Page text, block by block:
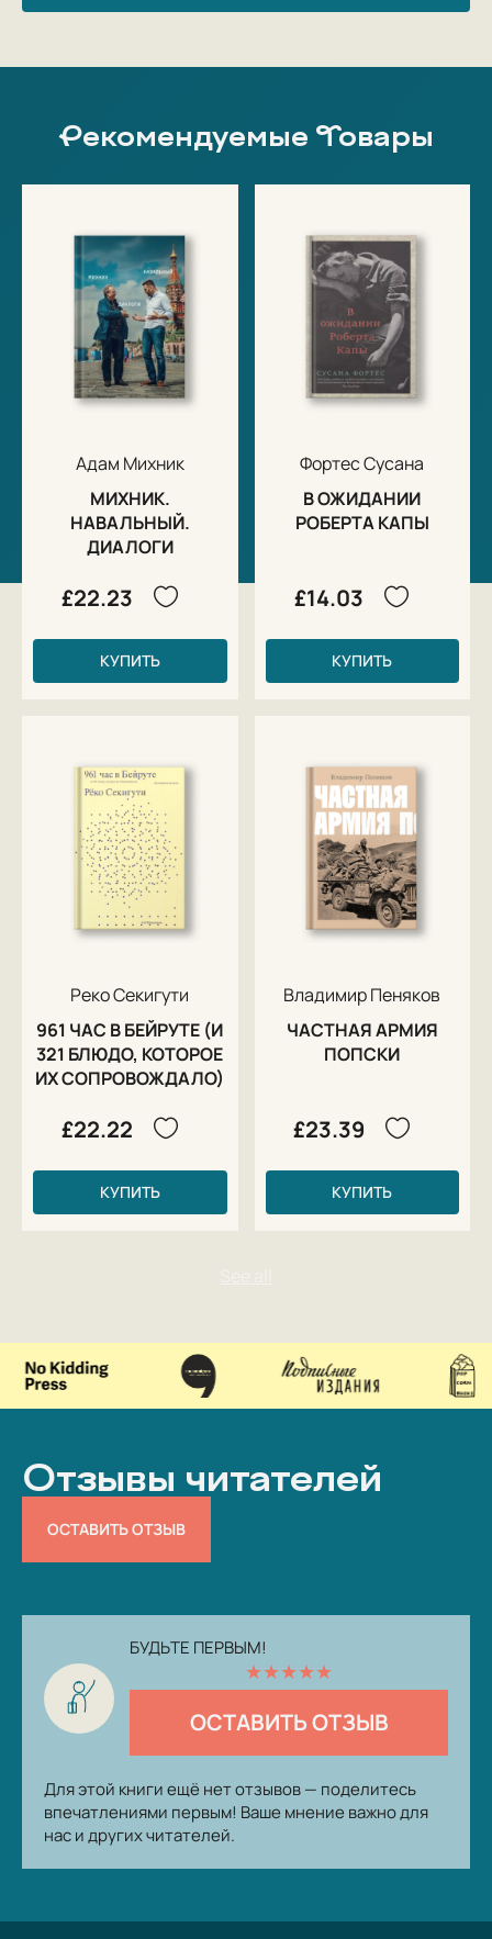
Рекомендуемые Товары
Адам Михник
МИХНИК.
НАВАЛЬНЫЙ.
ДИАЛОГИ
£22.23
КУПИТЬ
Фортес Сусана
В ОЖИДАНИИ
РОБЕРТА КАПЫ
£14.03
КУПИТЬ
Реко Секигути
961 ЧАС В БЕЙРУТЕ (И
321 БЛЮДО, КОТОРОЕ
ИХ СОПРОВОЖДАЛО)
£22.22
КУПИТЬ
Владимир Пеняков
ЧАСТНАЯ АРМИЯ
ПОПСКИ
£23.39
КУПИТЬ
Отзывы читателей
ОСТАВИТЬ ОТЗЫВ
БУДЬТЕ ПЕРВЫМ!
★★★★★
ОСТАВИТЬ ОТЗЫВ
Для этой книги ещё нет отзывов — поделитесь
впечатлениями первым! Ваше мнение важно для
нас и других читателей.